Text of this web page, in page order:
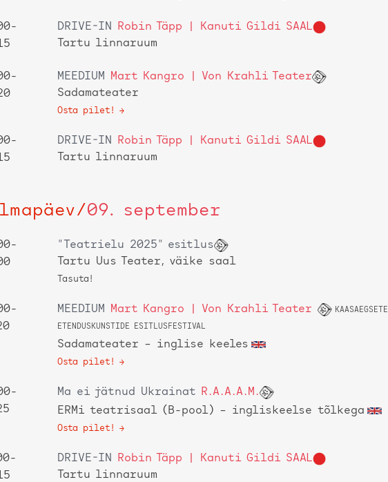
DRIVE-IN
Robin Täpp | Kanuti Gildi SAAL
Tartu linnaruum
MEEDIUM
Mart Kangro | Von Krahli Teater
Sadamateater
Osta pilet!
DRIVE-IN
Robin Täpp | Kanuti Gildi SAAL
Tartu linnaruum
/09. september
"Teatrielu 2025" esitlus
Tartu Uus Teater, väike saal
Tasuta!
MEEDIUM Mart Kangro | Von Krahli Teater KAASAEGSETE
ETENDUSKUNSTIDE ESITLUSFESTIVAL
Sadamateater – inglise keeles
Osta pilet!
Ma ei jätnud Ukrainat
R.A.A.A.M.
ERMi teatrisaal (B-pool)
– ingliskeelse tõlkega
Osta pilet!
DRIVE-IN
Robin Täpp | Kanuti Gildi SAAL
Tartu linnaruum